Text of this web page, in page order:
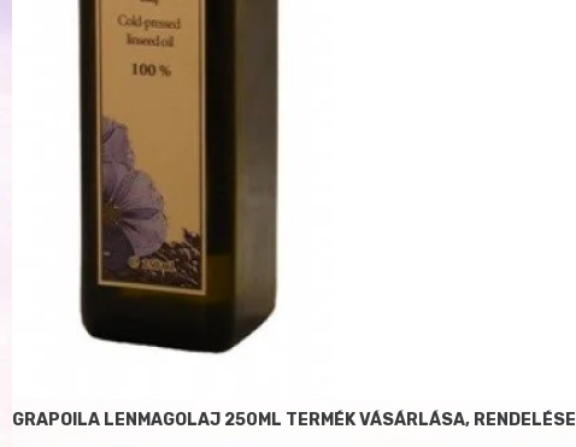
GRAPOILA LENMAGOLAJ 250ML TERMÉK VÁSÁRLÁSA, RENDELÉSE